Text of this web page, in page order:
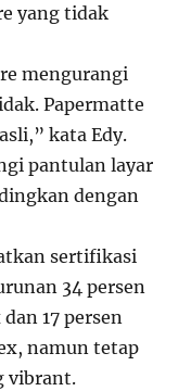
yang tidak
mengurangi
Papermatte
kata Edy.
pantulan layar
dengan
sertifikasi
34 persen
17 persen
namun tetap
vibrant.